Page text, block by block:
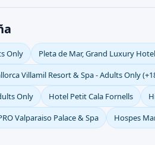
Only Pleta de Mar, Grand Luxury
Villamil Resort & Spa - Adults Only
Only Hotel Petit Cala Fornells
Valparaiso Palace & Spa Hospes